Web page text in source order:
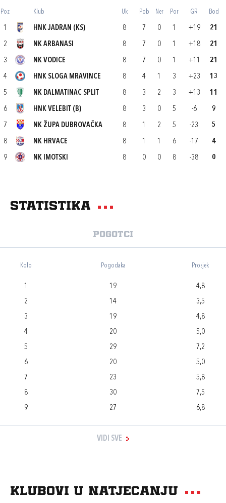
Poz Klub Uk Pob Ner Por GR Bod
1 HNK JADRAN (KS) 8 7 0 1 +19 21
2 NK ARBANASI 8 7 0 1 +18 21
3 NK VODICE 8 7 0 1 +11 21
4 HNK SLOGA MRAVINCE 8 4 1 3 +23 13
5 NK DALMATINAC SPLIT 8 3 2 3 +13 11
6 HNK VELEBIT (B) 8 3 0 5 -6 9
7 NK ŽUPA DUBROVAČKA 8 1 2 5 -23 5
8 NK HRVACE 8 1 1 6 -17 4
9 NK IMOTSKI 8 0 0 8 -38 0
Statistika
Pogotci
Kolo Pogodaka Prosjek
1 19
4,8
2
14
3,5
3
19
4,8
4
20
5,0
5
29
7,2
6
20
5,0
7
23
5,8
8
30
7,5
9
27 6,8
VIDI SVE
Klubovi u natjecanju